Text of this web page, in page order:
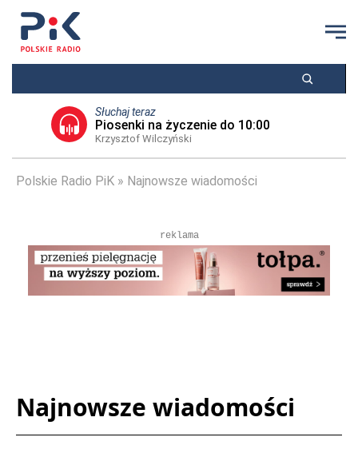
Słuchaj teraz
Piosenki na życzenie do 10:00
Krzysztof Wilczyński
Polskie Radio PiK Najnowsze wiadomości
reklama
Najnowsze wiadomości